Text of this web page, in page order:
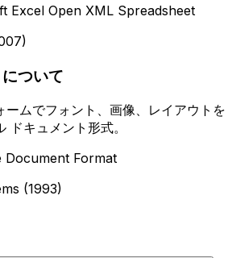
Excel Open XML Spreadsheet
ついて
ームでフォント、画像、レイアウトを
ドキュメント形式。
Document Format
(1993)